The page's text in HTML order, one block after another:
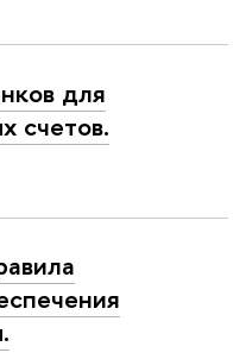
для
счетов.